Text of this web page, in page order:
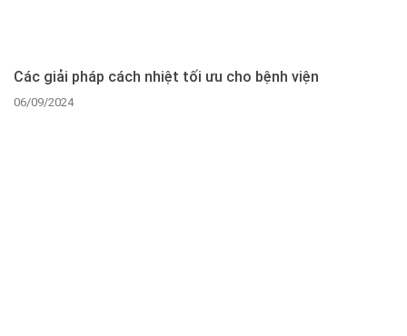
Các giải pháp cách nhiệt tối ưu cho bệnh viện
06/09/2024